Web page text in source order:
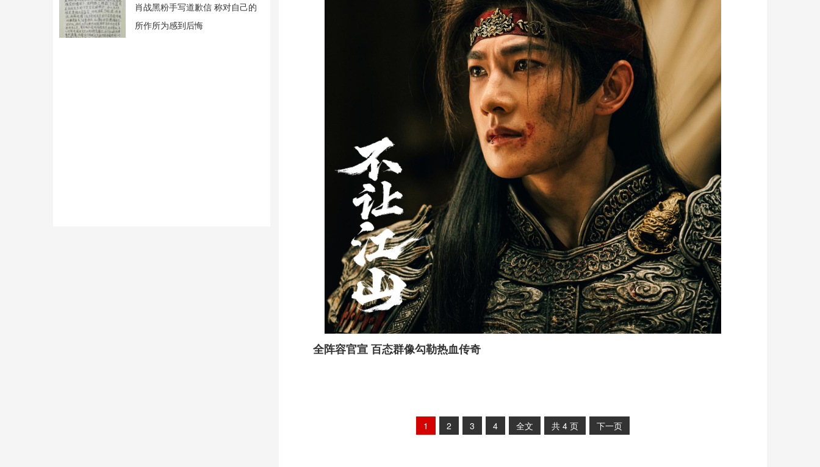
肖战黑粉手写道歉信 称对自己的
所作所为感到后悔
全阵容官宣 百态群像勾勒热血传奇
1 2 3 4 全文 共 4 页 下一页